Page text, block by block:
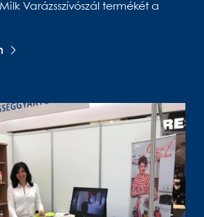
Varázsszívószál termékét a